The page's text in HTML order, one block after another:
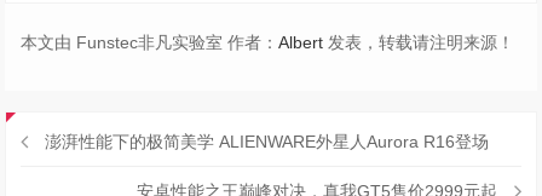
本文由 Funstec非凡实验室 作者：Albert 发表，转载请注明来源！
澎湃性能下的极简美学 ALIENWARE外星人Aurora R16登场
安卓性能之王巅峰对决，真我GT5售价2999元起